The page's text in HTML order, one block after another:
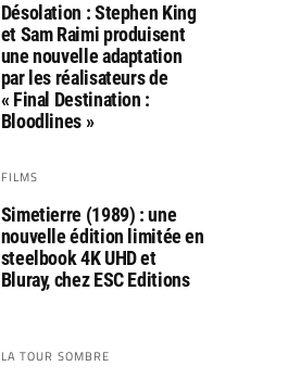
Désolation : Stephen King
et Sam Raimi produisent
une nouvelle adaptation
par les réalisateurs de
« Final Destination :
Bloodlines »
FILMS
Simetierre (1989) : une
nouvelle édition limitée en
steelbook 4K UHD et
Bluray, chez ESC Editions
LA TOUR SOMBRE